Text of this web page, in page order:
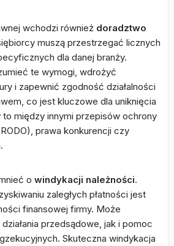
wchodzi również doradztwo
muszą przestrzegać licznych
dla danej branży.
te wymogi, wdrożyć
i zapewnić zgodność działalności
co jest kluczowe dla uniknięcia
między innymi przepisów ochrony
prawa konkurencji czy
o windykacji należności.
zaległych płatności jest
finansowej firmy. Może
przedsądowe, jak i pomoc
Skuteczna windykacja